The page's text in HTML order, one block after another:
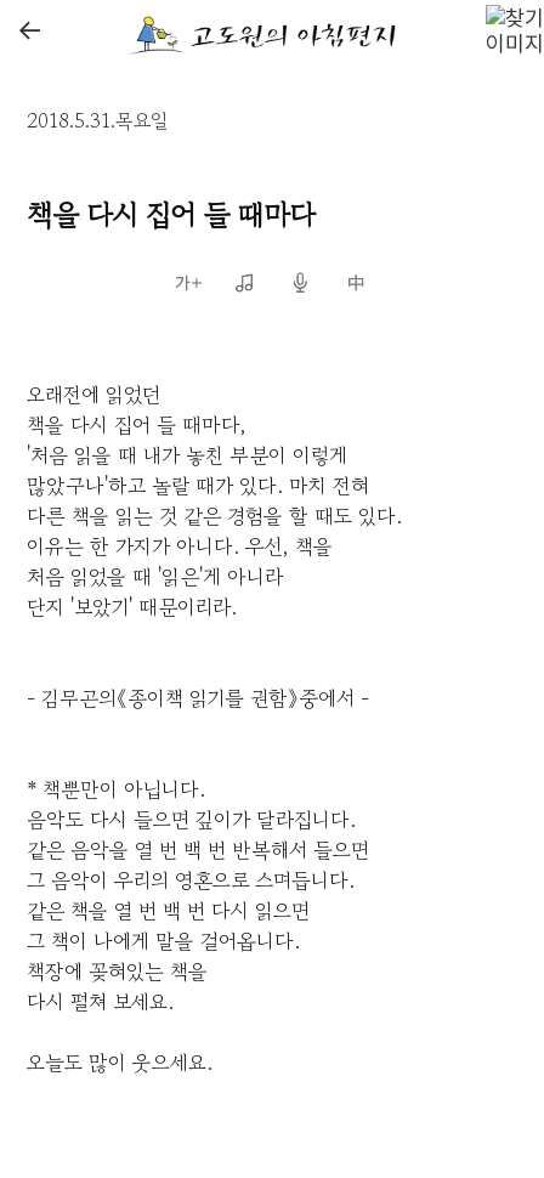
←
2018.5.31.목요일
책을 다시 집어 들 때마다
오래전에 읽었던
책을 다시 집어 들 때마다,
'처음 읽을 때 내가 놓친 부분이 이렇게
많았구나'하고 놀랄 때가 있다. 마치 전혀
다른 책을 읽는 것 같은 경험을 할 때도 있다.
이유는 한 가지가 아니다. 우선, 책을
처음 읽었을 때 '읽은'게 아니라
단지 '보았기' 때문이리라.
- 김무곤의《종이책 읽기를 권함》중에서 -
* 책뿐만이 아닙니다.
음악도 다시 들으면 깊이가 달라집니다.
같은 음악을 열 번 백 번 반복해서 들으면
그 음악이 우리의 영혼으로 스며듭니다.
같은 책을 열 번 백 번 다시 읽으면
그 책이 나에게 말을 걸어옵니다.
책장에 꽂혀있는 책을
다시 펼쳐 보세요.
오늘도 많이 웃으세요.